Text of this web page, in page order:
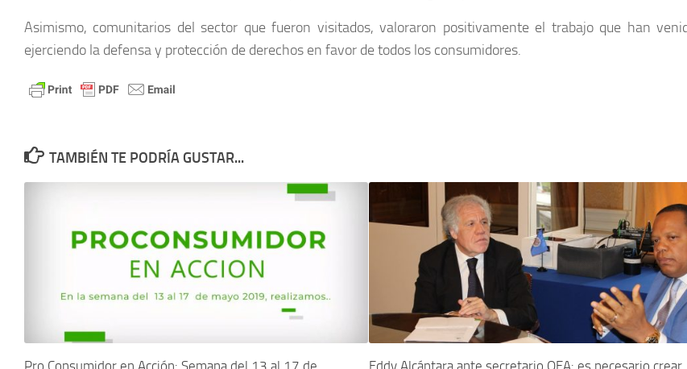
Asimismo, comunitarios del sector que fueron visitados, valoraron positivamente el trabajo que han
ejerciendo la defensa y protección de derechos en favor de todos los consumidores.
TAMBIÉN TE PODRÍA GUSTAR...